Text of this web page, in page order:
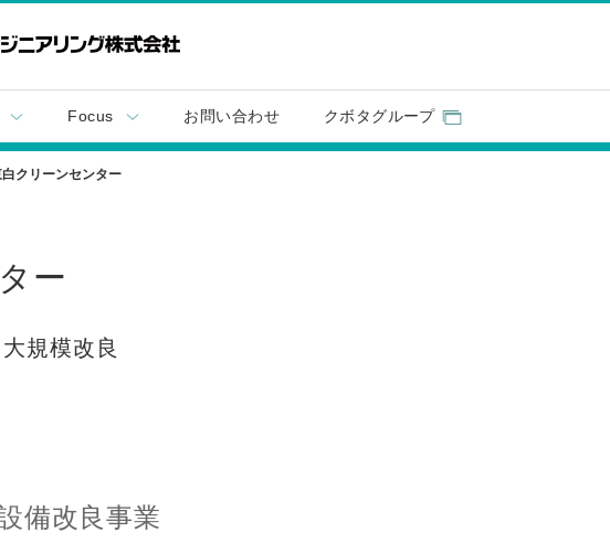
Focus お問い合わせ クボタグループ
クリーンセンター
ー
大規模改良
備改良事業